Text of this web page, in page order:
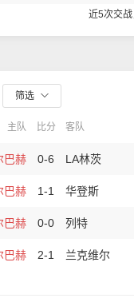
近5次交
筛选
主队 比分 客队
巴赫 0-6 LA林茨
巴赫 1-1 华登斯
巴赫 0-0 列特
巴赫 2-1 兰克维尔